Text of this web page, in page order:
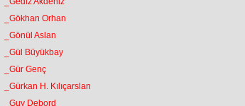
_Gökhan Orhan
_Gönül Aslan
_Gül Büyükbay
_Gür Genç
_Gürkan H. Kılıçarslan
_Guy Debord